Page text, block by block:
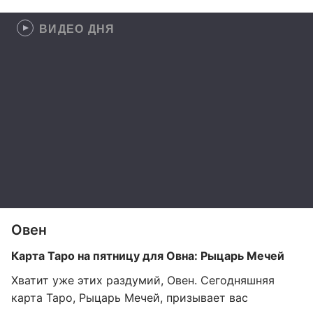
ВИДЕО ДНЯ
Овен
Карта Таро на пятницу для Овна: Рыцарь Мечей
Хватит уже этих раздумий, Овен. Сегодняшняя
карта Таро, Рыцарь Мечей, призывает вас